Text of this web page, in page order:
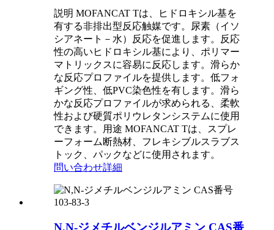
説明 MOFANCAT Tは、ヒドロキシル基を
有する非排出型反応触媒です。尿素（イソ
シアネート－水）反応を促進します。反応
性の高いヒドロキシル基により、ポリマー
マトリックスに容易に反応します。滑らか
な反応プロファイルを提供します。低フォ
ギング性、低PVC染色性を有します。滑ら
かな反応プロファイルが求められる、柔軟
性および硬質ポリウレタンシステムに使用
できます。用途 MOFANCAT Tは、スプレ
ーフォーム断熱材、フレキシブルスラブス
トック、パックなどに使用されます。
問い合わせ詳細
N,N-ジメチルベンジルアミン CAS番